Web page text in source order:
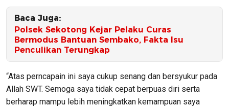
Baca Juga:
Polsek Sekotong Kejar Pelaku Curas
Bermodus Bantuan Sembako, Fakta Isu
Penculikan Terungkap
“Atas perncapain ini saya cukup senang dan bersyukur pada
Allah SWT. Semoga saya tidak cepat berpuas diri serta
berharap mampu lebih meningkatkan kemampuan saya